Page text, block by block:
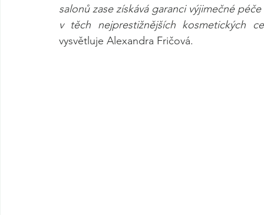
salonů zase získává garanci výjimečné
vysvětluje Alexandra Fričová.